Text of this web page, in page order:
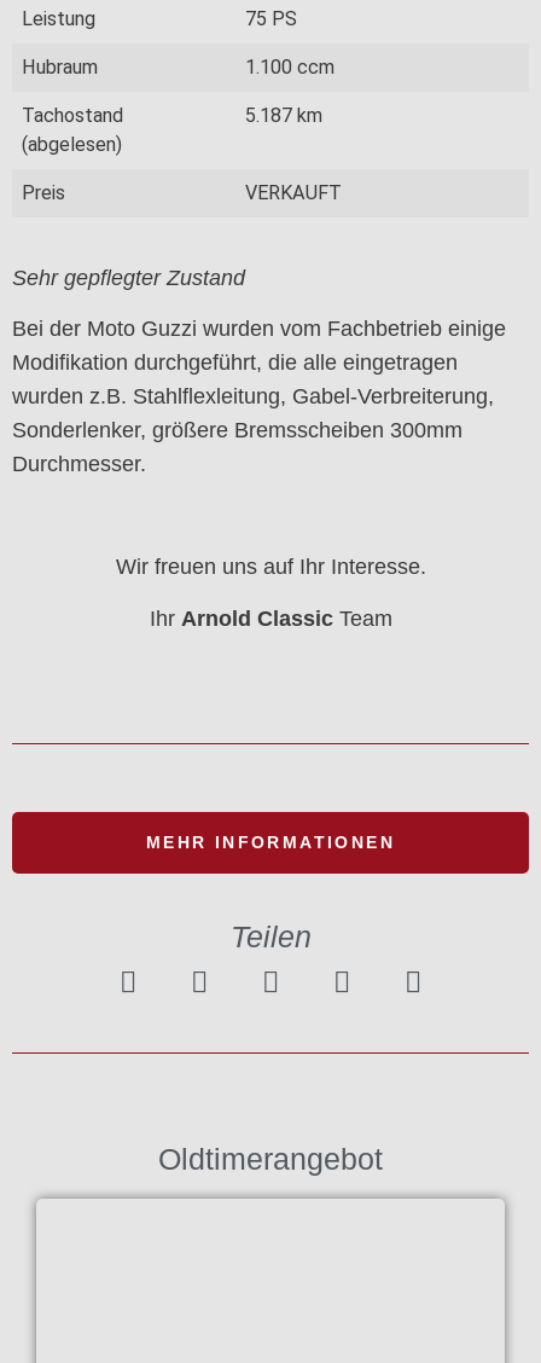
Leistung 75 PS
Hubraum 1.100 ccm
Tachostand
(abgelesen)
5.187 km
Preis VERKAUFT
Sehr gepflegter Zustand
Bei der Moto Guzzi wurden vom Fachbetrieb einige
Modifikation durchgeführt, die alle eingetragen
wurden z.B. Stahlflexleitung, Gabel-Verbreiterung,
Sonderlenker, größere Bremsscheiben 300mm
Durchmesser.
Wir freuen uns auf Ihr Interesse.
Ihr Arnold ClassicTeam
MEHR INFORMATIONEN
Teilen
Oldtimerangebot